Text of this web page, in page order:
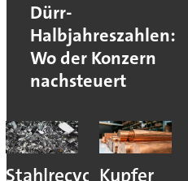
Dürr-
Halbjahreszahlen:
Wo der Konzern
nachsteuert
StahlrecyclingKupfer